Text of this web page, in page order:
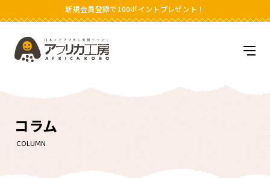
新規会員登録で100ポイントプレゼント！
コラム
COLUMN